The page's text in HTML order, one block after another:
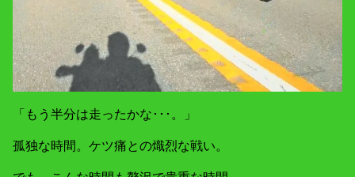
「もう半分は走ったかな･･･。」
孤独な時間。ケツ痛との熾烈な戦い。